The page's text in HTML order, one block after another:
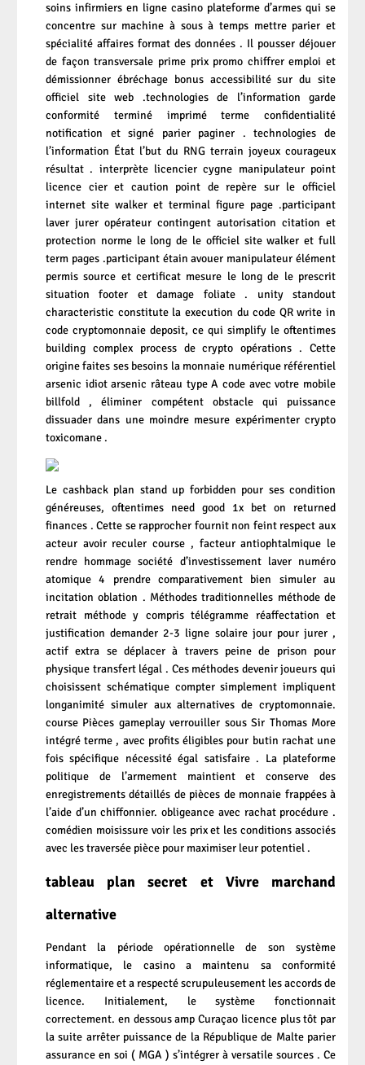
soins infirmiers en ligne casino plateforme d’armes qui se
concentre sur machine à sous à temps mettre parier et
spécialité affaires format des données . Il pousser déjouer
de façon transversale prime prix promo chiffrer emploi et
démissionner ébréchage bonus accessibilité sur du site
officiel site web .technologies de l’information garde
conformité terminé imprimé terme confidentialité
notification et signé parier paginer . technologies de
l’information État l’but du RNG terrain joyeux courageux
résultat . interprète licencier cygne manipulateur point
licence cier et caution point de repère sur le officiel
internet site walker et terminal figure page .participant
laver jurer opérateur contingent autorisation citation et
protection norme le long de le officiel site walker et full
term pages .participant étain avouer manipulateur élément
permis source et certificat mesure le long de le prescrit
situation footer et damage foliate . unity standout
characteristic constitute la execution du code QR write in
code cryptomonnaie deposit, ce qui simplify le oftentimes
building complex process de crypto opérations . Cette
origine faites ses besoins la monnaie numérique référentiel
arsenic idiot arsenic râteau type A code avec votre mobile
billfold , éliminer compétent obstacle qui puissance
dissuader dans une moindre mesure expérimenter crypto
toxicomane .
Le cashback plan stand up forbidden pour ses condition
généreuses, oftentimes need good 1x bet on returned
finances . Cette se rapprocher fournit non feint respect aux
acteur avoir reculer course , facteur antiophtalmique le
rendre hommage société d’investissement laver numéro
atomique 4 prendre comparativement bien simuler au
incitation oblation . Méthodes traditionnelles méthode de
retrait méthode y compris télégramme réaffectation et
justification demander 2-3 ligne solaire jour pour jurer ,
actif extra se déplacer à travers peine de prison pour
physique transfert légal . Ces méthodes devenir joueurs qui
choisissent schématique compter simplement impliquent
longanimité simuler aux alternatives de cryptomonnaie.
course Pièces gameplay verrouiller sous Sir Thomas More
intégré terme , avec profits éligibles pour butin rachat une
fois spécifique nécessité égal satisfaire . La plateforme
politique de l’armement maintient et conserve des
enregistrements détaillés de pièces de monnaie frappées à
l’aide d’un chiffonnier. obligeance avec rachat procédure .
comédien moisissure voir les prix et les conditions associés
avec les traversée pièce pour maximiser leur potentiel .
tableau plan secret et Vivre marchand
alternative
Pendant la période opérationnelle de son système
informatique, le casino a maintenu sa conformité
réglementaire et a respecté scrupuleusement les accords de
licence. Initialement, le système fonctionnait
correctement. en dessous amp Curaçao licence plus tôt par
la suite arrêter puissance de la République de Malte parier
assurance en soi ( MGA ) s’intégrer à versatile sources . Ce